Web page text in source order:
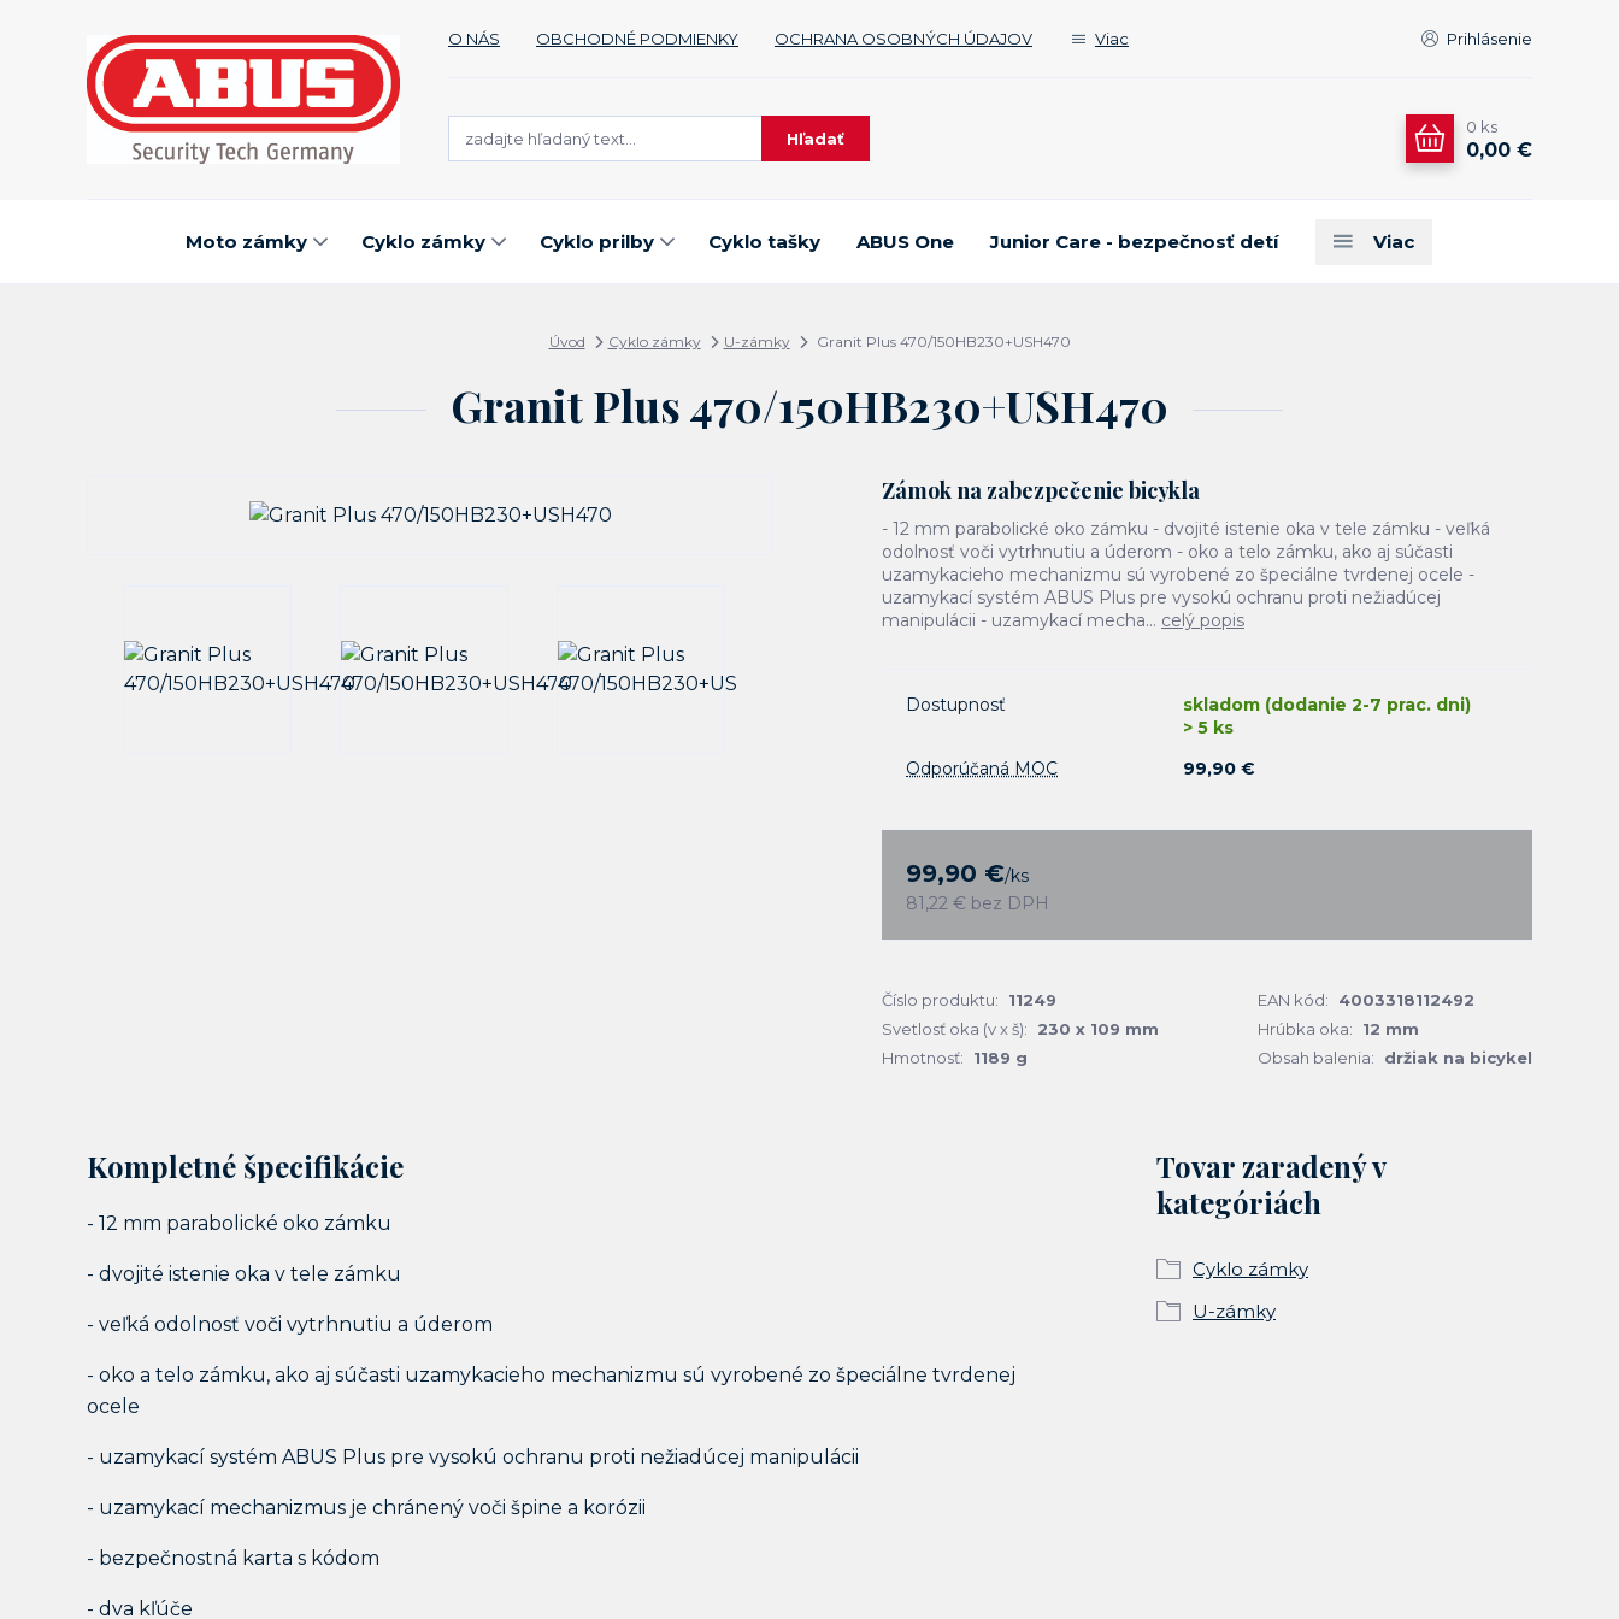
O NÁS OBCHODNÉ PODMIENKY OCHRANA OSOBNÝCH ÚDAJOV Viac Prihlásenie
Hľadať
0 ks
0,00 €
Moto zámky Cyklo zámky Cyklo prilby Cyklo tašky ABUS One Junior Care - bezpečnosť detí Viac
Úvod Cyklo zámky U-zámky Granit Plus 470/150HB230+USH470
Granit Plus 470/150HB230+USH470
Zámok na zabezpečenie bicykla
- 12 mm parabolické oko zámku - dvojité istenie oka v tele zámku - veľká
odolnosť voči vytrhnutiu a úderom - oko a telo zámku, ako aj súčasti
uzamykacieho mechanizmu sú vyrobené zo špeciálne tvrdenej ocele -
uzamykací systém ABUS Plus pre vysokú ochranu proti nežiadúcej
manipulácii - uzamykací mecha... celý popis
Dostupnosť
skladom (dodanie 2-7 prac. dni)
> 5 ks
Odporúčaná MOC
99,90 €
99,90 €/ks
81,22 € bez DPH
Číslo produktu: 11249 EAN kód:
4003318112492
Svetlosť oka (v x š):
230 x 109 mm Hrúbka oka:
12 mm
Hmotnosť:
1189 g Obsah balenia: držiak na bicykel
Kompletné špecifikácie
- 12 mm parabolické oko zámku
- dvojité istenie oka v tele zámku
- veľká odolnosť voči vytrhnutiu a úderom
- oko a telo zámku, ako aj súčasti uzamykacieho mechanizmu sú vyrobené zo špeciálne tvrdenej
ocele
- uzamykací systém ABUS Plus pre vysokú ochranu proti nežiadúcej manipulácii
- uzamykací mechanizmus je chránený voči špine a korózii
- bezpečnostná karta s kódom
- dva kľúče
Tovar zaradený v
kategóriách
Cyklo zámky
U-zámky